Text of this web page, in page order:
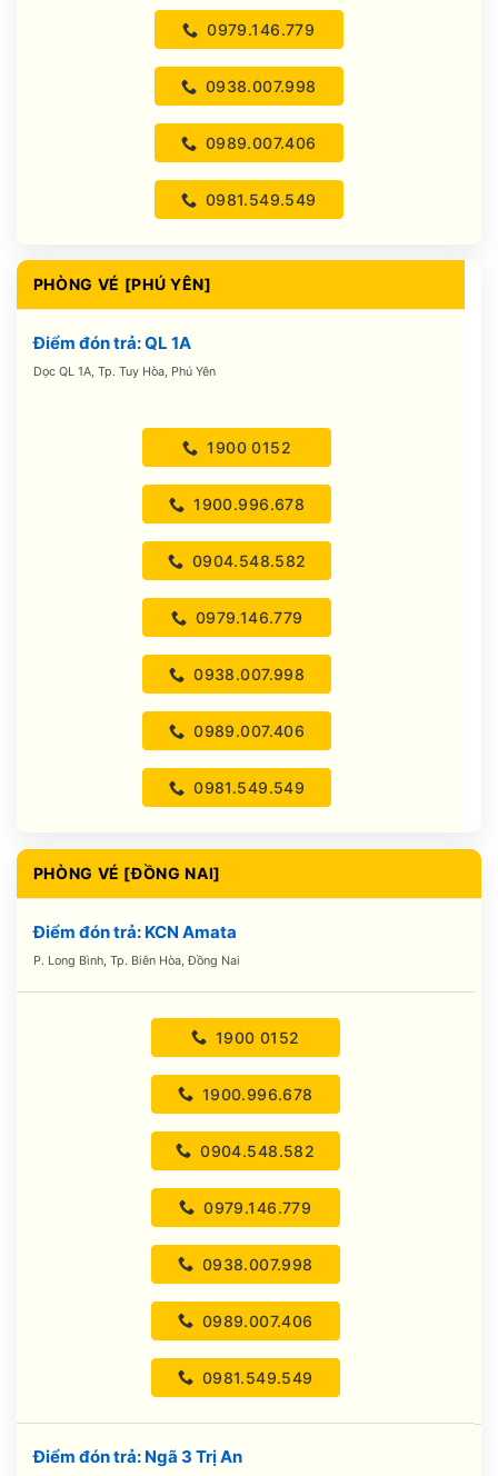
0979.146.779
0938.007.998
0989.007.406
0981.549.549
PHÒNG VÉ [PHÚ YÊN]
Điểm đón trả: QL 1A
Dọc QL 1A, Tp. Tuy Hòa, Phú Yên
1900 0152
1900.996.678
0904.548.582
0979.146.779
0938.007.998
0989.007.406
0981.549.549
PHÒNG VÉ [ĐỒNG NAI]
Điểm đón trả: KCN Amata
P. Long Bình, Tp. Biên Hòa, Đồng Nai
1900 0152
1900.996.678
0904.548.582
0979.146.779
0938.007.998
0989.007.406
0981.549.549
Điểm đón trả: Ngã 3 Trị An